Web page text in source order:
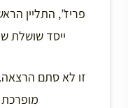
פריז”, התליין
ייסד שושלת
זו לא סתם